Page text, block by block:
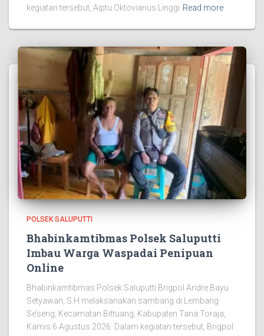
kegiatan tersebut, Aiptu Oktovianus Linggi Read more
POLSEK SALUPUTTI
Bhabinkamtibmas Polsek Saluputti
Imbau Warga Waspadai Penipuan
Online
Bhabinkamtibmas Polsek Saluputti Brigpol Andre Bayu
Setyawan, S.H melaksanakan sambang di Lembang
Se’seng, Kecamatan Bittuang, Kabupaten Tana Toraja,
Kamis 6 Agustus 2026. Dalam kegiatan tersebut, Brigpol